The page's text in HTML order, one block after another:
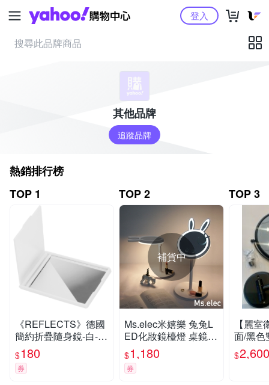
Yahoo購物中心登入
其他品牌
追蹤品牌
熱銷排行榜
TOP 1
《REFLECTS》德國
簡約折疊隨身鏡-白--
鏡子 化妝鏡
$180
券
TOP 2
補貨中
Ms.elec米嬉樂 兔兔L
ED化妝鏡檯燈 桌鏡
檯燈 LED燈鏡 美妝鏡
圓鏡
$1,180
券
TOP 3
【麗
面/黑色
$2,600